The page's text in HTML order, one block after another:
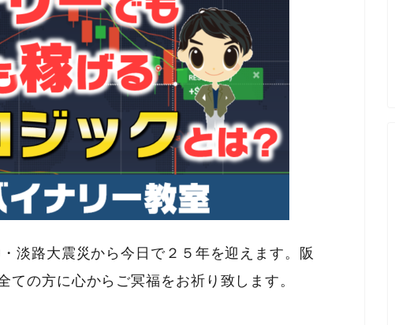
淡路大震災から今日で２５年を迎えます。阪
ての方に心からご冥福をお祈り致します。